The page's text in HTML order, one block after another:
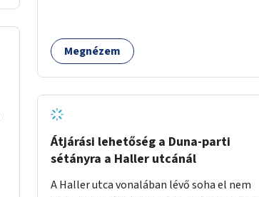
Megnézem
Átjárási lehetőség a Duna-parti
sétányra a Haller utcánál
A Haller utca vonalában lévő soha el nem